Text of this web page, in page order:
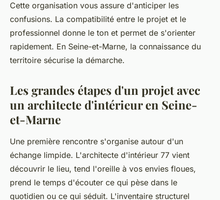
Cette organisation vous assure d'anticiper les
confusions. La compatibilité entre le projet et le
professionnel donne le ton et permet de s'orienter
rapidement. En Seine-et-Marne, la connaissance du
territoire sécurise la démarche.
Les grandes étapes d'un projet avec
un architecte d'intérieur en Seine-
et-Marne
Une première rencontre s'organise autour d'un
échange limpide. L'architecte d'intérieur 77 vient
découvrir le lieu, tend l'oreille à vos envies floues,
prend le temps d'écouter ce qui pèse dans le
quotidien ou ce qui séduit. L'inventaire structurel